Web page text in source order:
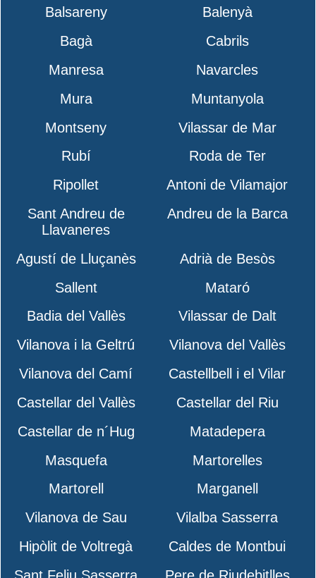
Balsareny
Balenyà
Bagà
Cabrils
Manresa
Navarcles
Mura
Muntanyola
Montseny
Vilassar de Mar
Rubí
Roda de Ter
Ripollet
Antoni de Vilamajor
Sant Andreu de
Llavaneres
Andreu de la Barca
Agustí de Lluçanès
Adrià de Besòs
Sallent
Mataró
Badia del Vallès
Vilassar de Dalt
Vilanova i la Geltrú
Vilanova del Vallès
Vilanova del Camí
Castellbell i el Vilar
Castellar del Vallès
Castellar del Riu
Castellar de n´Hug
Matadepera
Masquefa
Martorelles
Martorell
Marganell
Vilanova de Sau
Vilalba Sasserra
Hipòlit de Voltregà
Caldes de Montbui